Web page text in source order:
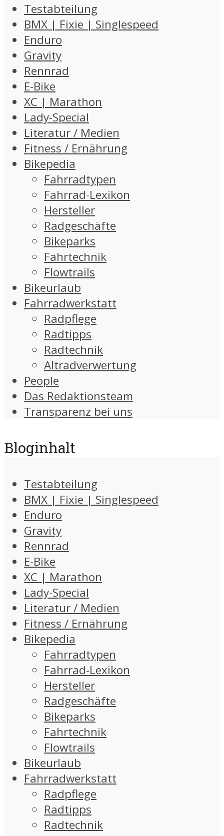
Testabteilung
BMX | Fixie | Singlespeed
Enduro
Gravity
Rennrad
E-Bike
XC | Marathon
Lady-Special
Literatur / Medien
Fitness / Ernährung
Bikepedia
Fahrradtypen
Fahrrad-Lexikon
Hersteller
Radgeschäfte
Bikeparks
Fahrtechnik
Flowtrails
Bikeurlaub
Fahrradwerkstatt
Radpflege
Radtipps
Radtechnik
Altradverwertung
People
Das Redaktionsteam
Transparenz bei uns
Bloginhalt
Testabteilung
BMX | Fixie | Singlespeed
Enduro
Gravity
Rennrad
E-Bike
XC | Marathon
Lady-Special
Literatur / Medien
Fitness / Ernährung
Bikepedia
Fahrradtypen
Fahrrad-Lexikon
Hersteller
Radgeschäfte
Bikeparks
Fahrtechnik
Flowtrails
Bikeurlaub
Fahrradwerkstatt
Radpflege
Radtipps
Radtechnik